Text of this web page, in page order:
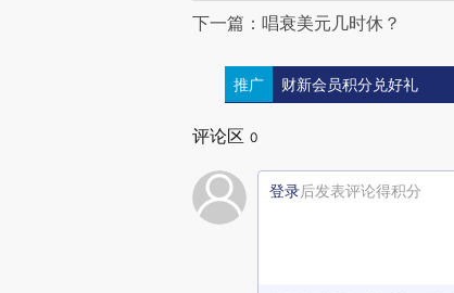
下一篇：唱衰美元几时休？
推广 财新会员积分兑好礼
评论区 0
登录后发表评论得积分